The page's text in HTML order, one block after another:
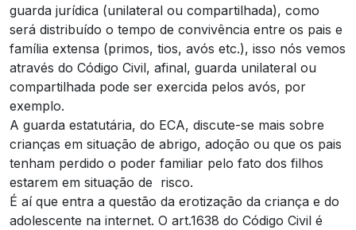
guarda jurídica (unilateral ou compartilhada), como
será distribuído o tempo de convivência entre os pais e
família extensa (primos, tios, avós etc.), isso nós vemos
através do Código Civil, afinal, guarda unilateral ou
compartilhada pode ser exercida pelos avós, por
exemplo.
A guarda estatutária, do ECA, discute-se mais sobre
crianças em situação de abrigo, adoção ou que os pais
tenham perdido o poder familiar pelo fato dos filhos
estarem em situação de risco.
É aí que entra a questão da erotização da criança e do
adolescente na internet. O art.1638 do Código Civil é